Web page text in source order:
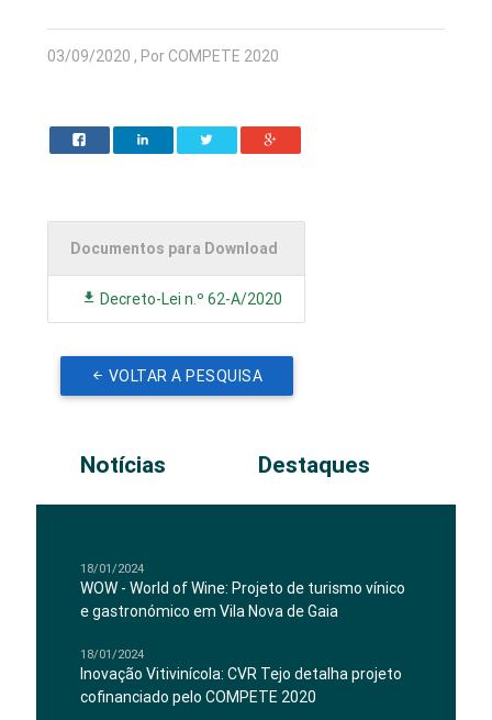
03/09/2020 , Por COMPETE 2020
Documentos para Download
Decreto-Lei n.º 62-A/2020
VOLTAR A PESQUISA
Notícias Destaques
18/01/2024
WOW - World of Wine: Projeto de turismo vínico
e gastronómico em Vila Nova de Gaia
18/01/2024
Inovação Vitivinícola: CVR Tejo detalha projeto
cofinanciado pelo COMPETE 2020